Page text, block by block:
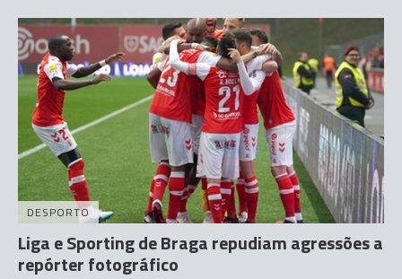
DESPORTO
Liga e Sporting de Braga repudiam agressões a
repórter fotográfico